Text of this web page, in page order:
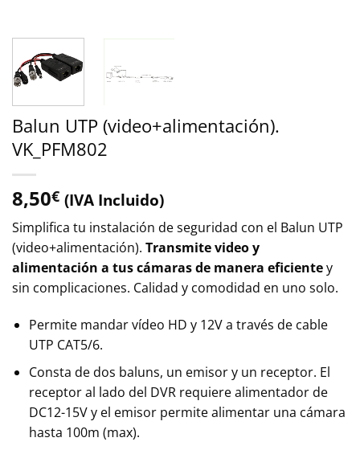
Balun UTP (video+alimentación).
VK_PFM802
8,50€ (IVA Incluido)
Simplifica tu instalación de seguridad con el Balun UTP
(video+alimentación). Transmite video y
alimentación a tus cámaras de manera eficientey
sin complicaciones. Calidad y comodidad en uno solo.
Permite mandar vídeo HD y 12V a través de cable
UTP CAT5/6.
Consta de dos baluns, un emisor y un receptor. El
receptor al lado del DVR requiere alimentador de
DC12-15V y el emisor permite alimentar una cámara
hasta 100m (max).